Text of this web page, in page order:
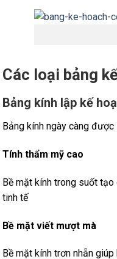
Các loại bảng
Bảng kính lập kế
Bảng kính ngày càng
Tính thẩm mỹ cao
Bề mặt kính trong suốt
tinh tế
Bề mặt viết mượt mà
Bề mặt kính trơn nhẵn